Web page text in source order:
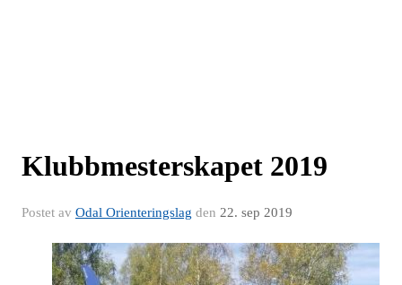
Klubbmesterskapet 2019
Postet av Odal Orienteringslag den 22. sep 2019